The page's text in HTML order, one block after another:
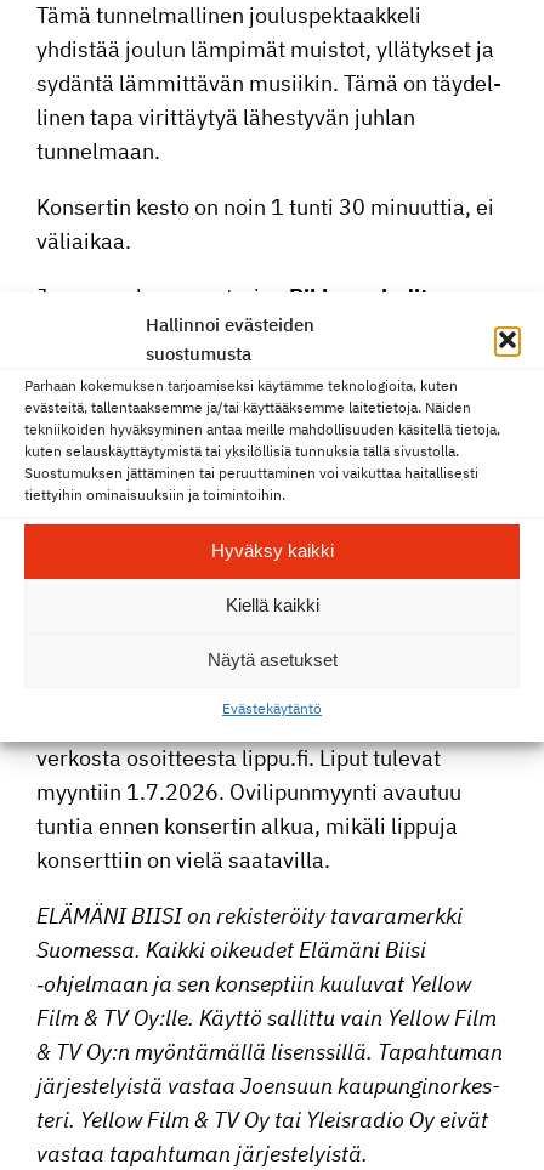
Hallinnoi evästeiden
suostumusta
Parhaan kokemuksen tarjoamiseksi käytämme teknologioita, kuten
evästeitä, tallentaaksemme ja/tai käyttääksemme laitetietoja. Näiden
tekniikoiden hyväksyminen antaa meille mahdollisuuden käsitellä tietoja,
kuten selauskäyttäytymistä tai yksilöllisiä tunnuksia tällä sivustolla.
Suostumuksen jättäminen tai peruuttaminen voi vaikuttaa haitallisesti
tiettyihin ominaisuuksiin ja toimintoihin.
Hyväksy kaikki
Kiellä kaikki
Näytä asetukset
Eväste­käy­täntö
Tämä tunnel­mal­linen joulus­pek­taak­keli
yhdistää joulun lämpimät muistot, yllätykset ja
sydäntä lämmit­tävän musiikin. Tämä on täydel­
linen tapa virit­täytyä lähes­tyvän juhlan
tunnelmaan.
Konsertin kesto on noin 1 tunti 30 minuuttia, ei
väliaikaa.
Joensuun konser­va­to­rion Pikkupre­ludit
Carelian aulassa klo 17.30.
Ohjelma:
Elisar Riddelin, kapel­li­mes­tari
Katja Ståhl, juontaja
Joy-kuoro
, kuoron valmennus Matti Makkonen
Jere Penttilä,Salla Romo
Teppo, loput vieraat julkais­taan syksyn 2026
Ohjelma julkais­taan myöhemmin.
Liput ennakkoon Pilet­ti­puoti Elielistä tai
verkosta osoit­teesta lippu.fi. Liput tulevat
myyntiin 1.7.2026. Ovili­pun­myynti avautuu
tuntia ennen konsertin alkua, mikäli lippuja
konsert­tiin on vielä saatavilla.
ELÄMÄNI BIISI on rekis­te­röity tavara­merkki
Suomessa. Kaikki oikeudet Elämäni Biisi
‑ohjelmaan ja sen konsep­tiin kuuluvat Yellow
Film & TV Oy:lle. Käyttö sallittu vain Yellow Film
& TV Oy:n myöntä­mällä lisens­sillä. Tapah­tuman
järjes­te­lyistä vastaa Joensuun kaupun­gi­nor­kes­
teri. Yellow Film & TV Oy tai Yleis­radio Oy eivät
vastaa tapah­tuman järjestelyistä.